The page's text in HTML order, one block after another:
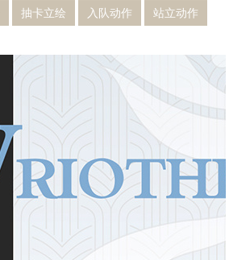
抽卡立绘 入队动作 站立动作